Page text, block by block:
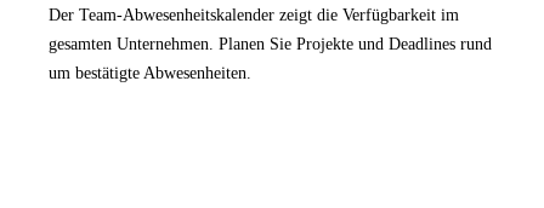
Der Team-Abwesenheitskalender zeigt die Verfügbarkeit im
gesamten Unternehmen. Planen Sie Projekte und Deadlines rund
um bestätigte Abwesenheiten.